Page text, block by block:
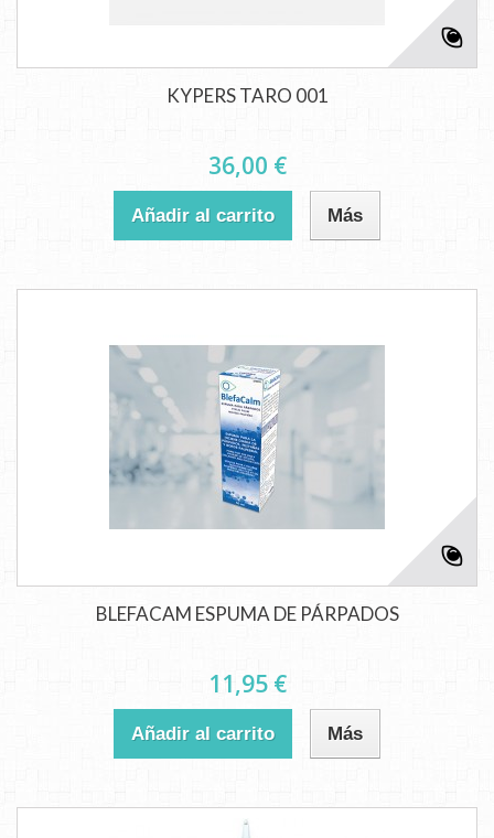
KYPERS TARO 001
36,00 €
Añadir al carrito Más
BLEFACAM ESPUMA DE PÁRPADOS
11,95 €
Añadir al carrito Más